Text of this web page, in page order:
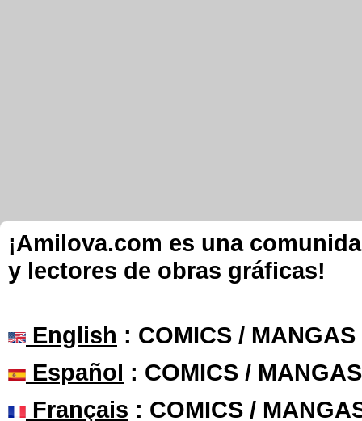
¡Amilova.com es una
y lectores de obras gráficas!
English : COMICS /
Español : COMICS /
Français : COMICS /